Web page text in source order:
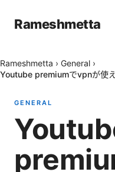
Rameshmetta
Rameshmetta › General ›
Youtube premiumでvpnが使
GENERAL